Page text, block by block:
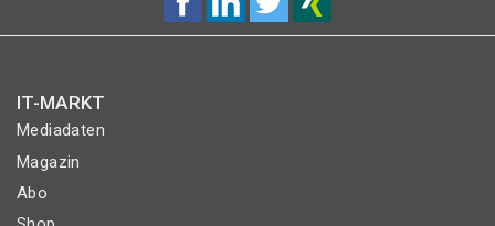
IT-MARKT
Mediadaten
Magazin
Abo